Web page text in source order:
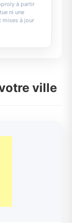
à partir
ni une
mises à jour
ville